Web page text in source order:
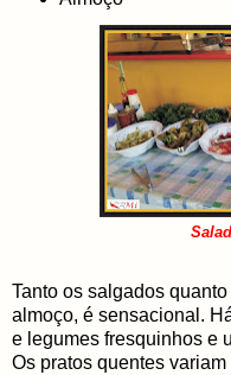
Tanto os salgados
almoço, é sensacional.
e legumes fresquinhos e
Os pratos quentes